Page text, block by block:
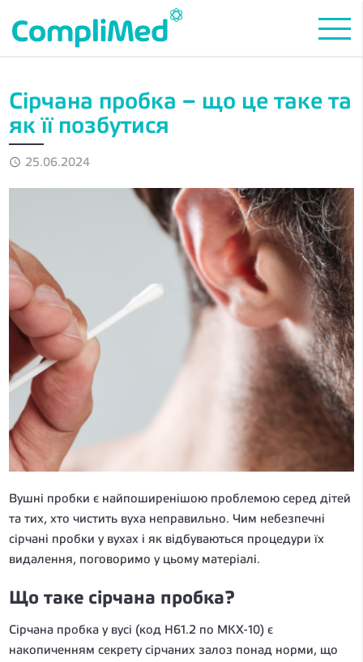
Сірчана пробка – що це таке та
як її позбутися
25.06.2024
Вушні пробки є найпоширенішою проблемою серед дітей
та тих, хто чистить вуха неправильно. Чим небезпечні
сірчані пробки у вухах і як відбуваються процедури їх
видалення, поговоримо у цьому матеріалі.
Що таке сірчана пробка?
Сірчана пробка у вусі (код H61.2 по МКХ-10) є
накопиченням секрету сірчаних залоз понад норми, що